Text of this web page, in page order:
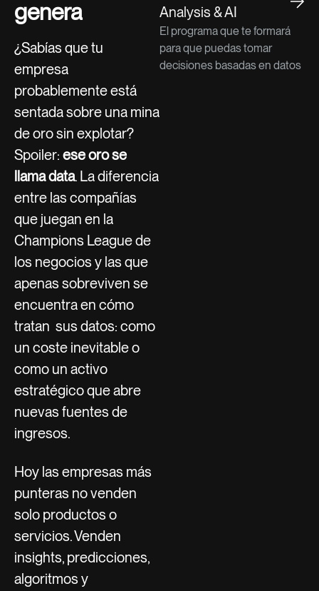
genera
¿Sabías que tu
empresa
probablemente está
sentada sobre una mina
de oro sin explotar?
Spoiler: ese oro se
llama data. La diferencia
entre las compañías
que juegan en la
Champions League de
los negocios y las que
apenas sobreviven se
encuentra en cómo
tratan sus datos: como
un coste inevitable o
como un activo
estratégico que abre
nuevas fuentes de
ingresos.
Hoy las empresas más
punteras no venden
solo productos o
servicios. Venden
insights, predicciones,
algoritmos y
Analysis & AI
El programa que te formará
para que puedas tomar
decisiones basadas en datos